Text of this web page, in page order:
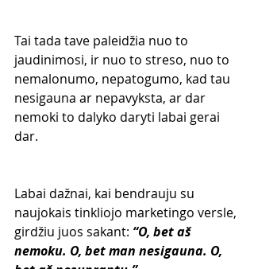
Tai tada tave paleidžia nuo to
jaudinimosi, ir nuo to streso, nuo to
nemalonumo, nepatogumo, kad tau
nesigauna ar nepavyksta, ar dar
nemoki to dalyko daryti labai gerai
dar.
Labai dažnai, kai bendrauju su
naujokais tinkliojo marketingo versle,
girdžiu juos sakant: “O, bet aš
nemoku. O, bet man nesigauna. O,